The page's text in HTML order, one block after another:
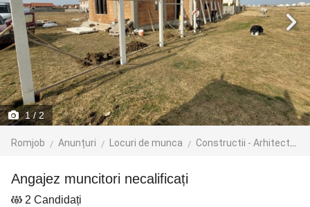
1/ 2
Romjob Anunțuri Locuri de munca Constructii - Arhitectura - Design
Angajez muncitori necalificați
2 Candidați